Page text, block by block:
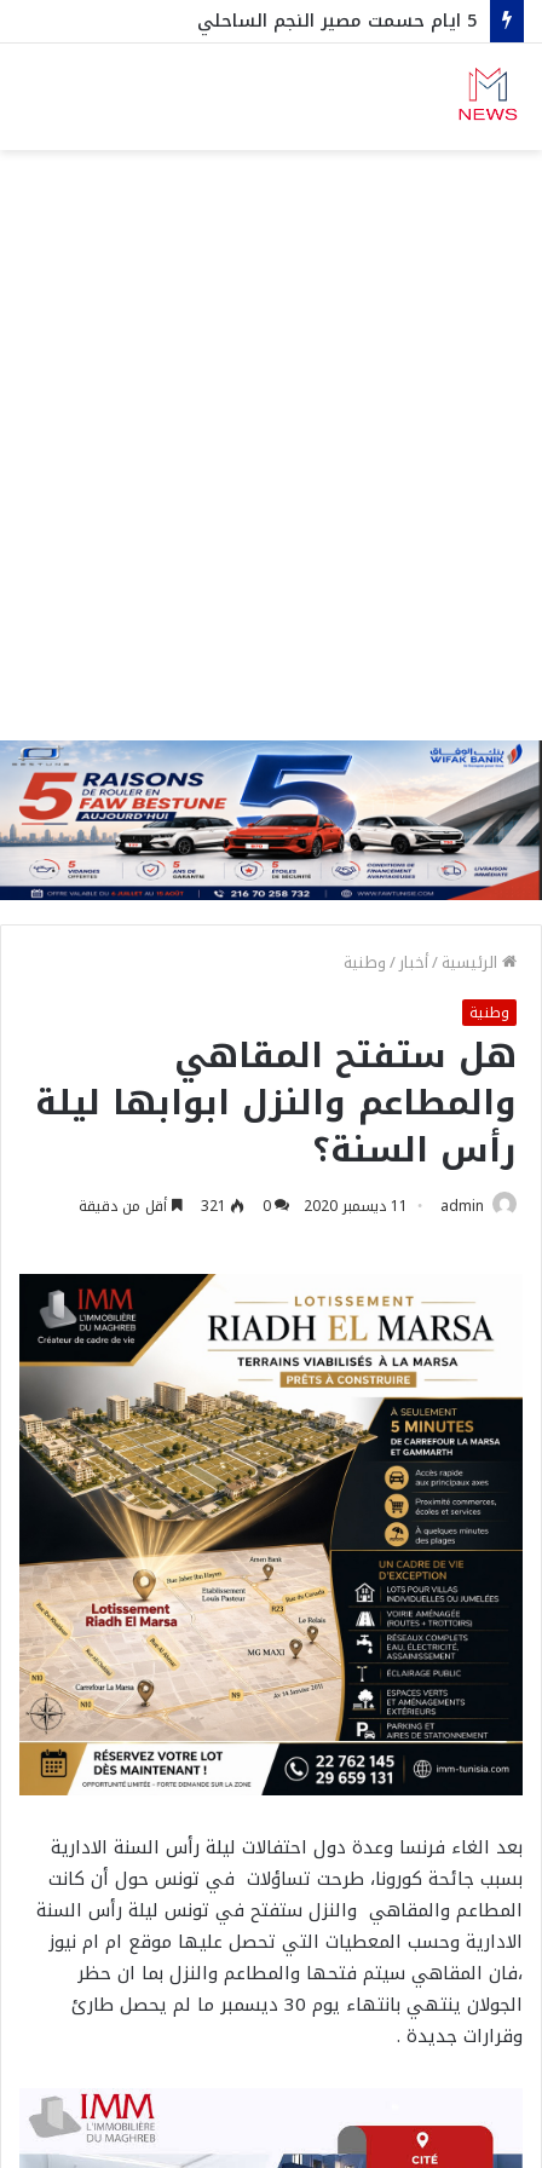
5 ايام حسمت مصير النجم الساحلي
الرئيسية/أخبار/وطنية
وطنية
هل ستفتح المقاهي
والمطاعم والنزل ابوابها ليلة
رأس السنة؟
admin 11 ديسمبر 2020 0
321 أقل من دقيقة
بعد الغاء فرنسا وعدة دول احتفالات ليلة رأس السنة الادارية
بسبب جائحة كورونا، طرحت تساؤلات في تونس حول أن كانت
المطاعم والمقاهي والنزل ستفتح في تونس ليلة رأس السنة
الادارية وحسب المعطيات التي تحصل عليها موقع ام ام نيوز
،فان المقاهي سيتم فتحها والمطاعم والنزل بما ان حظر
الجولان ينتهي بانتهاء يوم 30 ديسمبر ما لم يحصل طارئ
وقرارات جديدة .